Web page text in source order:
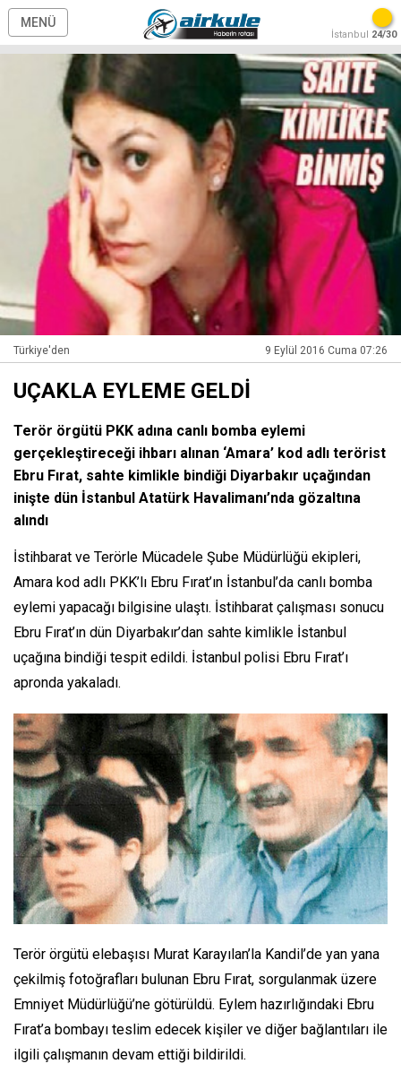
MENÜ
İstanbul 24/30
Türkiye'den 9 Eylül 2016 Cuma 07:26
UÇAKLA EYLEME GELDİ
Terör örgütü PKK adına canlı bomba eylemi
gerçekleştireceği ihbarı alınan ‘Amara’ kod adlı terörist
Ebru Fırat, sahte kimlikle bindiği Diyarbakır uçağından
inişte dün İstanbul Atatürk Havalimanı’nda gözaltına
alındı
İstihbarat ve Terörle Mücadele Şube Müdürlüğü ekipleri,
Amara kod adlı PKK’lı Ebru Fırat’ın İstanbul’da canlı bomba
eylemi yapacağı bilgisine ulaştı. İstihbarat çalışması sonucu
Ebru Fırat’ın dün Diyarbakır’dan sahte kimlikle İstanbul
uçağına bindiği tespit edildi. İstanbul polisi Ebru Fırat’ı
apronda yakaladı.
Terör örgütü elebaşısı Murat Karayılan’la Kandil’de yan yana
çekilmiş fotoğrafları bulunan Ebru Fırat, sorgulanmak üzere
Emniyet Müdürlüğü’ne götürüldü. Eylem hazırlığındaki Ebru
Fırat’a bombayı teslim edecek kişiler ve diğer bağlantıları ile
ilgili çalışmanın devam ettiği bildirildi.